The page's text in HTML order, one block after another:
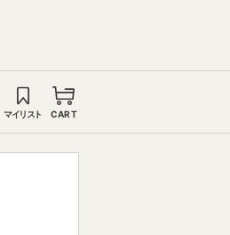
マイリスト CART